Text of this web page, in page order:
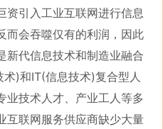
资引入工业互联网进行信息
而会吞噬仅有的利润，因此
新代信息技术和制造业融合
术)和IT(信息技术)复合型人
业技术人才、产业工人等多
互联网服务供应商缺少大量